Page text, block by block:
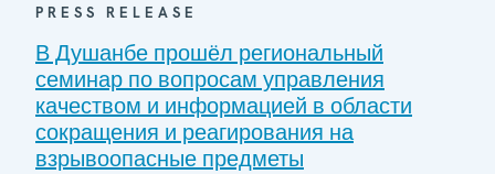
PRESS RELEASE
В Душанбе прошёл региональный
семинар по вопросам управления
качеством и информацией в области
сокращения и реагирования на
взрывоопасные предметы